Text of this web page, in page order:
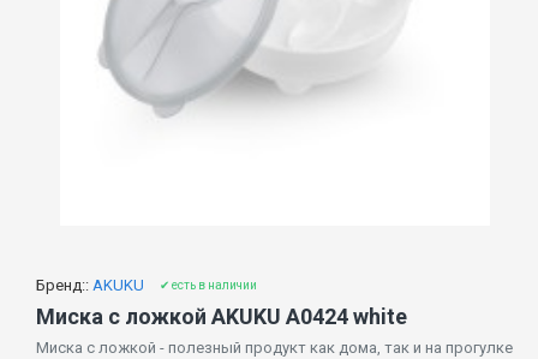
Бренд:: AKUKU ✔ есть в наличии
Миска с ложкой AKUKU A0424 white
Миска с ложкой - полезный продукт как дома, так и на прогулке